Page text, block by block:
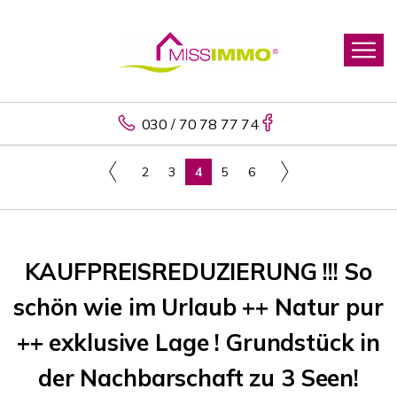
030 / 70 78 77 74
2 3 4 5 6
KAUFPREISREDUZIERUNG !!! So
schön wie im Urlaub ++ Natur pur
++ exklusive Lage ! Grundstück in
der Nachbarschaft zu 3 Seen!